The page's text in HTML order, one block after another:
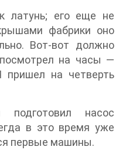
латунь; его еще не
фабрики оно
Вот-вот должно
на часы —
на четверть
насос
в это время уже
первые машины.